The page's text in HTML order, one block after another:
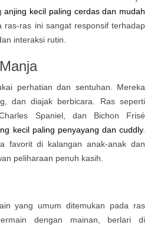
anjing kecil paling cerdas dan mudah
ras-ras ini sangat responsif terhadap
interaksi rutin.
perhatian dan sentuhan. Mereka
dan diajak berbicara. Ras seperti
Spaniel, dan Bichon Frisé
kecil paling penyayang dan cuddly.
favorit di kalangan anak-anak dan
peliharaan penuh kasih.
yang umum ditemukan pada ras
dengan mainan, berlari di